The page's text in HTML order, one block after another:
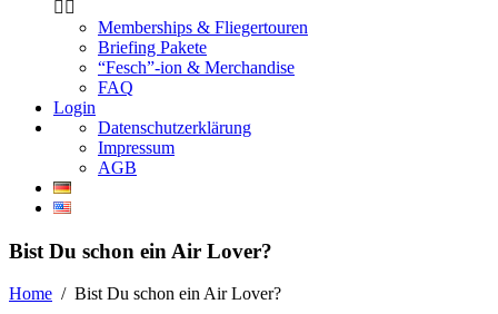
Memberships & Fliegertouren
Briefing Pakete
“Fesch”-ion & Merchandise
FAQ
Login
Datenschutzerklärung
Impressum
AGB
Bist Du schon ein Air Lover?
Home / Bist Du schon ein Air Lover?